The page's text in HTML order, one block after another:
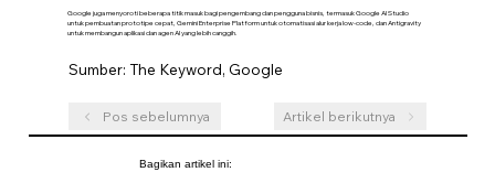
Google juga menyoroti beberapa titik masuk bagi pengembang dan pengguna bisnis, termasuk Google AI Studio
untuk pembuatan prototipe cepat, Gemini Enterprise Platform untuk otomatisasi alur kerja low-code, dan Antigravity
untuk membangun aplikasi dan agen AI yang lebih canggih.
Sumber: The Keyword, Google
Pos sebelumnya Artikel berikutnya
Bagikan artikel ini: